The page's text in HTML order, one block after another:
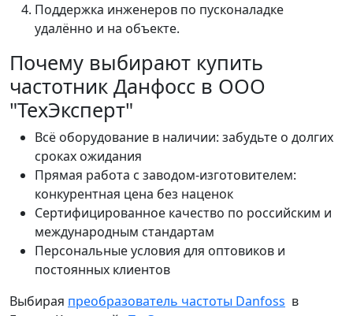
Поддержка инженеров по пусконаладке
удалённо и на объекте.
Почему выбирают купить
частотник Данфосс в ООО
"ТехЭксперт"
Всё оборудование в наличии: забудьте о долгих
сроках ожидания
Прямая работа с заводом-изготовителем:
конкурентная цена без наценок
Сертифицированное качество по российским и
международным стандартам
Персональные условия для оптовиков и
постоянных клиентов
Выбирая преобразователь частоты Danfoss в